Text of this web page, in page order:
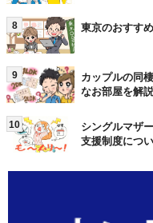
8 東京のおすす
9
カップルの同
なお部屋を解説
10
シングルマザ
支援制度につ